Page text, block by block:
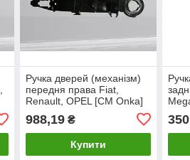
Ручка дверей (механізм)
передня права Fiat,
Renault, OPEL [CM Onka]
988,19₴
Купити
350